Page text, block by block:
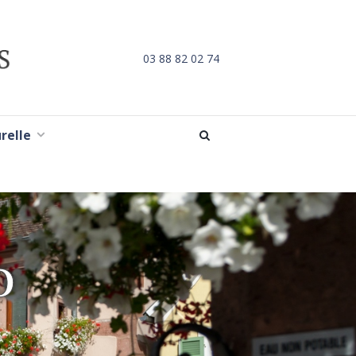
03 88 82 02 74